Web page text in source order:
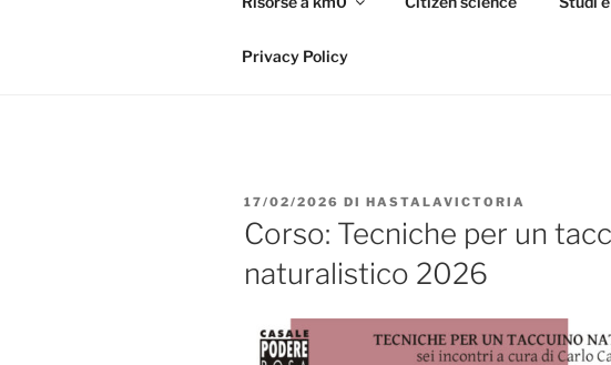
Privacy Policy
PUBBLICATO
IL
17/02/2026 DI HASTALAVICTORIA
Corso: Tecniche per un
naturalistico 2026